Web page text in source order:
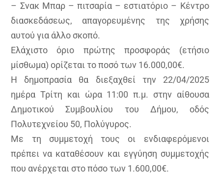
– Σνακ Μπαρ – πιτσαρία – εστιατόριο – Κέντρο
διασκεδάσεως, απαγορευμένης της χρήσης
αυτού για άλλο σκοπό.
Ελάχιστο όριο πρώτης προσφοράς (ετήσιο
μίσθωμα) ορίζεται το ποσό των 16.000,00€.
Η δημοπρασία θα διεξαχθεί την 22/04/2025
ημέρα Τρίτη και ώρα 11:00 π.μ. στην αίθουσα
Δημοτικού Συμβουλίου του Δήμου, οδός
Πολυτεχνείου 50, Πολύγυρος.
Με τη συμμετοχή τους οι ενδιαφερόμενοι
πρέπει να καταθέσουν και εγγύηση συμμετοχής
που ανέρχεται στο πόσο των 1.600,00€.